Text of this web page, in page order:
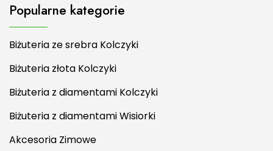
Popularne kategorie
Biżuteria ze srebra Kolczyki
Biżuteria złota Kolczyki
Biżuteria z diamentami Kolczyki
Biżuteria z diamentami Wisiorki
Akcesoria Zimowe